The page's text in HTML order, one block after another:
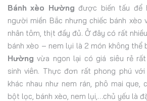
Bánh xèo Hường được biến tấu để
người miền Bắc nhưng chiếc bánh xèo
nhân tôm, thịt đầy đủ. Ở đây có rất
bánh xèo – nem lụi là 2 món không thể
Hường vừa ngon lại có giá siêu rẻ
sinh viên. Thực đơn rất phong phú
khác nhau như nem rán, phô mai que,
bột lọc, bánh xèo, nem lụi,…chủ yếu là